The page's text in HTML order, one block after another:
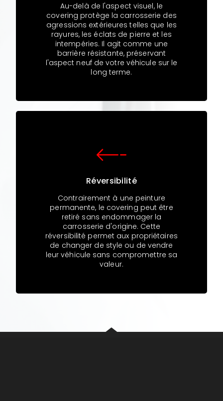
Au-delà de l'aspect visuel, le
covering protège la carrosserie des
agressions extérieures telles que les
rayures, les éclats de pierre et les
intempéries. Il agit comme une
barrière résistante, préservant
l'aspect neuf de votre véhicule sur le
long terme.
Réversibilité
Contrairement à une peinture
permanente, le covering peut être
retiré sans endommager la
carrosserie d'origine. Cette
réversibilité permet aux propriétaires
de changer de style ou de vendre
leur véhicule sans compromettre sa
valeur.